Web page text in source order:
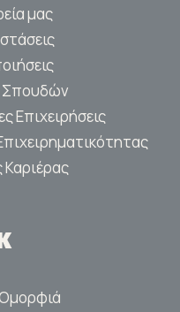
μας
Σπουδών
Επιχειρήσεις
Καριέρας